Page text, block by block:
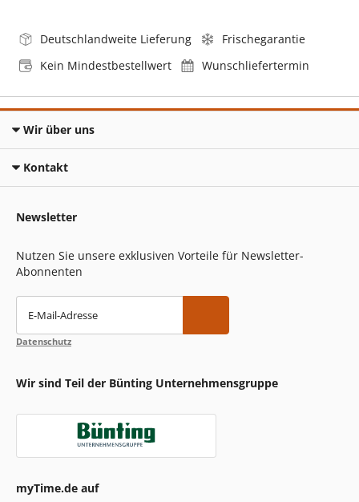
Deutschlandweite Lieferung
Frischegarantie
Kein Mindestbestellwert
Wunschliefertermin
Wir über uns
Kontakt
Newsletter
Nutzen Sie unsere exklusiven Vorteile für Newsletter-
Abonnenten
E-Mail-Adresse
Datenschutz
Wir sind Teil der Bünting Unternehmensgruppe
myTime.de auf